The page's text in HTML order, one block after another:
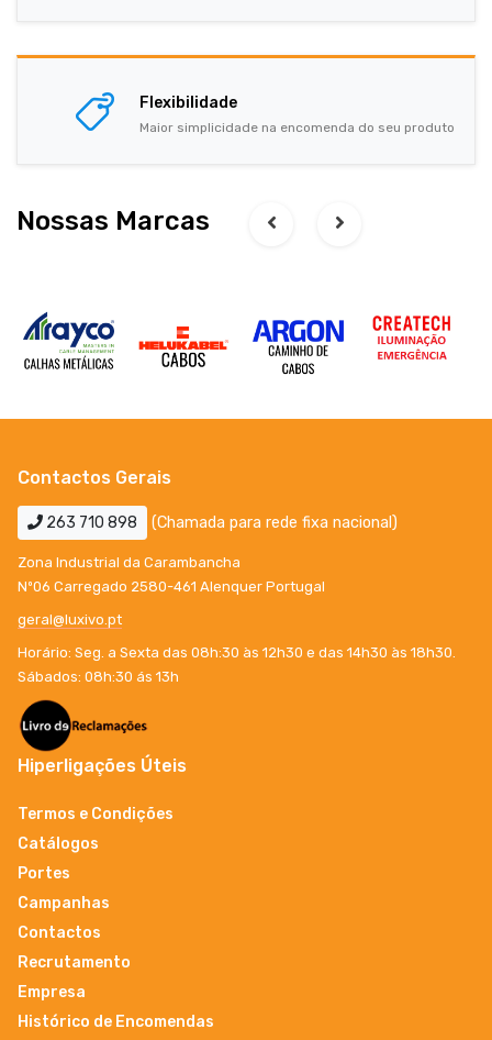
Flexibilidade
Maior simplicidade na encomenda do seu produto
Nossas Marcas
Contactos Gerais
263 710 898 (Chamada para rede fixa nacional)
Zona Industrial da Carambancha
Nº06 Carregado 2580-461 Alenquer Portugal
geral@luxivo.pt
Horário: Seg. a Sexta das 08h:30 às 12h30 e das 14h30 às 18h30.
Sábados: 08h:30 ás 13h
Hiperligações Úteis
Termos e Condições
Catálogos
Portes
Campanhas
Contactos
Recrutamento
Empresa
Histórico de Encomendas